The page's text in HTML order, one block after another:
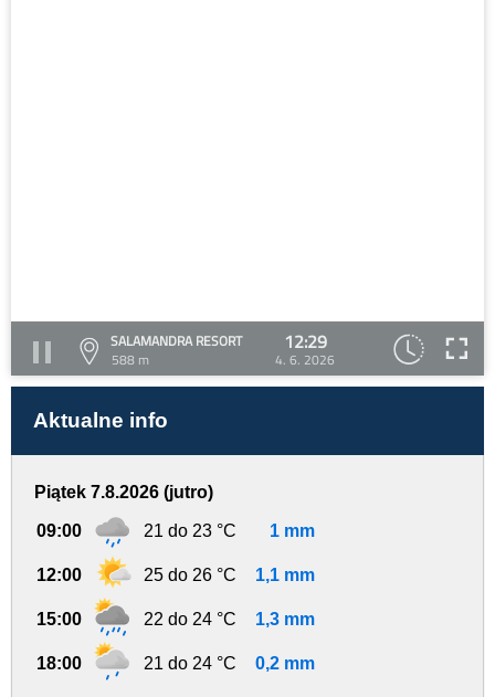
SALAMANDRA RESORT
588 m
12:29
4. 6. 2026
Aktualne info
Piątek 7.8.2026 (jutro)
09:00 21 do 23 °C 1 mm
12:00 25 do 26 °C 1,1 mm
15:00 22 do 24 °C 1,3 mm
18:00 21 do 24 °C 0,2 mm